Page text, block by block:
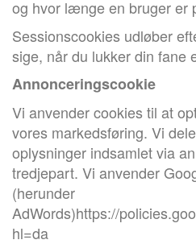
og hvor længe en bruger er
Sessionscookies udløber
sige, når du lukker din fane
Annonceringscookie
Vi anvender cookies til at
vores markedsføring. Vi
oplysninger indsamlet via
tredjepart. Vi anvender
(herunder
AdWords)https://
hl=da